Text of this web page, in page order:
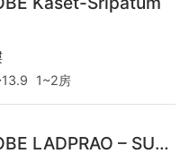
1~2房
LADPRAO – SUTTHISAN